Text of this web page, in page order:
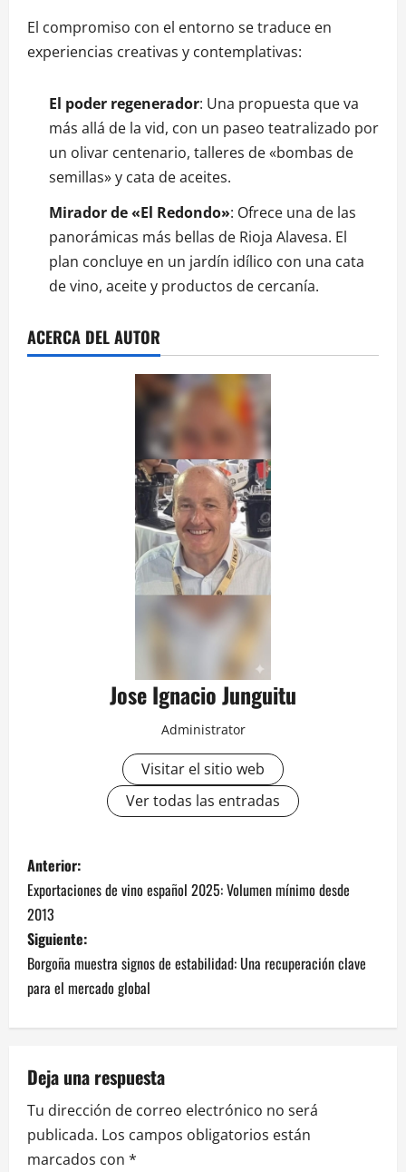
El compromiso con el entorno se traduce en
experiencias creativas y contemplativas:
El poder regenerador: Una propuesta que va
más allá de la vid, con un paseo teatralizado por
un olivar centenario, talleres de «bombas de
semillas» y cata de aceites.
Mirador de «El Redondo»: Ofrece una de las
panorámicas más bellas de Rioja Alavesa. El
plan concluye en un jardín idílico con una cata
de vino, aceite y productos de cercanía.
ACERCA DEL AUTOR
Jose Ignacio Junguitu
Administrator
Visitar el sitio web
Ver todas las entradas
N
a
v
e
g
a
c
i
Anterior:
Exportaciones de vino español 2025: Volumen mínimo desde
2013
Siguiente:
Borgoña muestra signos de estabilidad: Una recuperación clave
para el mercado global
Deja una respuesta
Tu dirección de correo electrónico no será
publicada. Los campos obligatorios están
marcados con *